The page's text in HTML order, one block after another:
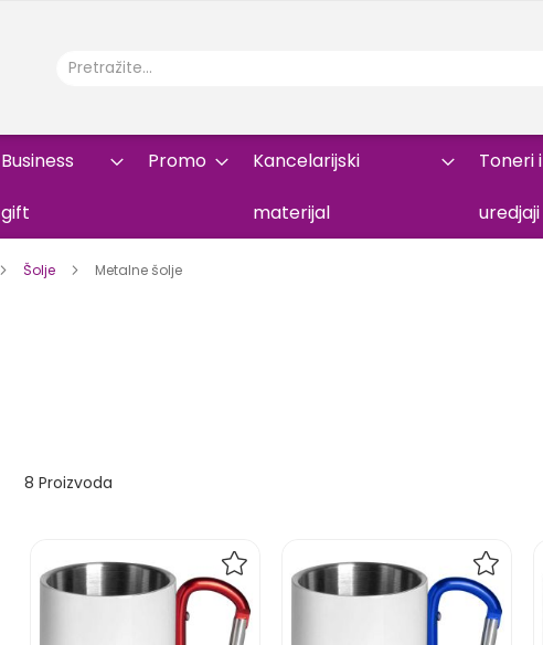
Business
gift
Promo Kancelarijski
materijal
Toneri i
uredjaji
Šolje Metalne šolje
8 Proizvoda
DODAJ
NA
DODAJ
NA